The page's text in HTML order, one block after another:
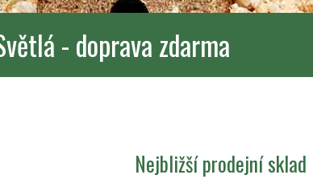
- doprava zdarma
Nejbližší prodejní sklad